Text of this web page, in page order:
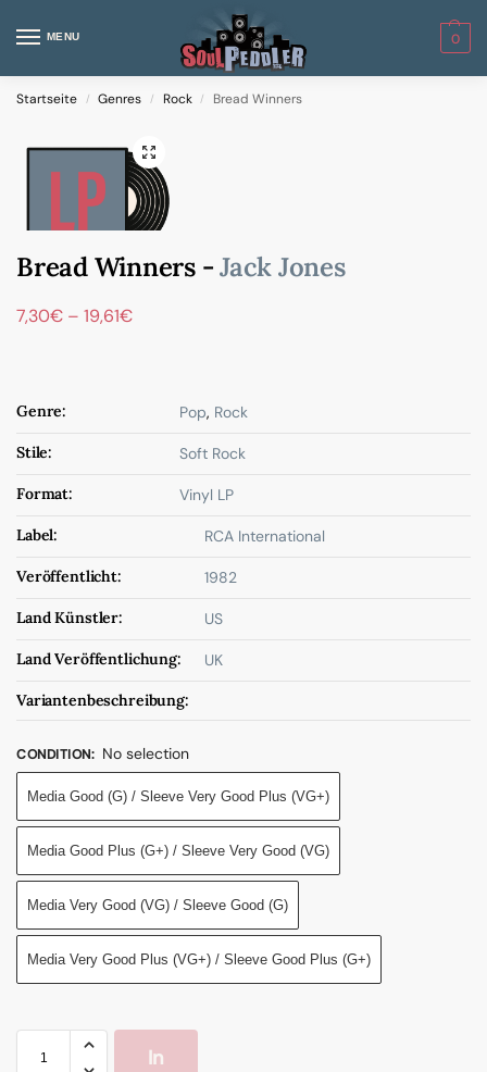
MENU 0
Startseite / Genres / Rock / Bread Winners
Bread Winners -Jack Jones
7,30€ – 19,61€
Genre: Pop, Rock
Stile: Soft Rock
Format: Vinyl LP
Label: RCA International
Veröffentlicht: 1982
Land Künstler: US
Land Veröffentlichung: UK
Variantenbeschreibung:
CONDITION: No selection
Media Good (G) / Sleeve Very Good Plus (VG+)
Media Good Plus (G+) / Sleeve Very Good (VG)
Media Very Good (VG) / Sleeve Good (G)
Media Very Good Plus (VG+) / Sleeve Good Plus (G+)
In